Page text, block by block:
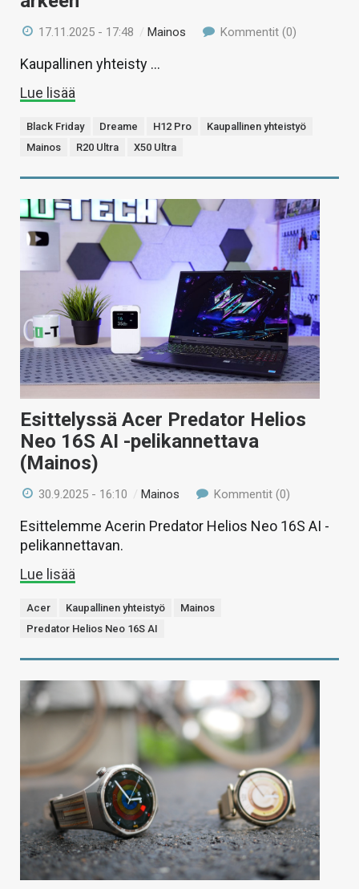
17.11.2025 - 17:48 /Mainos Kommentit (0)
Kaupallinen yhteisty …
Lue lisää
Black Friday Dreame H12 Pro
Kaupallinen yhteistyö
Mainos
R20 Ultra X50 Ultra
Esittelyssä Acer Predator Helios
Neo 16S AI -pelikannettava
(Mainos)
30.9.2025 - 16:10 /Mainos Kommentit (0)
Esittelemme Acerin Predator Helios Neo 16S AI -
pelikannettavan.
Lue lisää
Acer Kaupallinen yhteistyö
Mainos
Predator Helios Neo 16S AI